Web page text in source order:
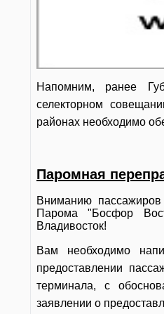
Напомним, ранее
селекторном
районах необходимо
Паромная
Вниманию
Парома "Босфор
Владивосток!
Вам необходимо
предоставлении
терминала, с
заявлении о